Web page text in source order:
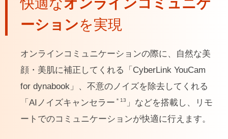
快適なオンラインコミュニケ
ーションを実現
オンラインコミュニケーションの際に、自然な美
顔・美肌に補正してくれる「CyberLink YouCam
for dynabook」、不意のノイズを除去してくれる
「AIノイズキャンセラー ＊13
」などを搭載し、リモ
ートでのコミュニケーションが快適に行えます。